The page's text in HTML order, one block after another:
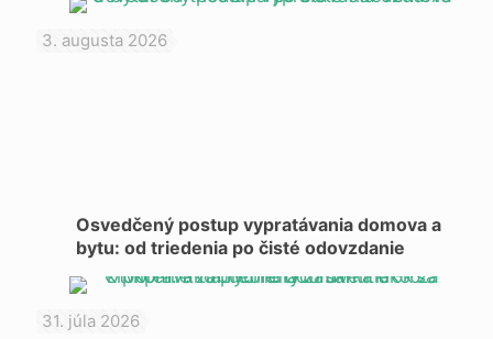
3. augusta 2026
Osvedčený postup vypratávania domova a
bytu: od triedenia po čisté odovzdanie
31. júla 2026